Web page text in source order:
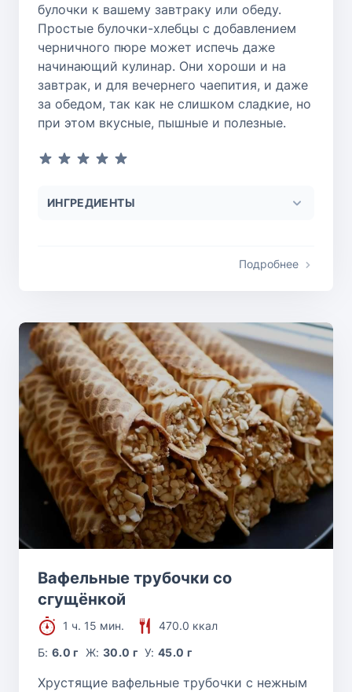
булочки к вашему завтраку или обеду.
Простые булочки-хлебцы с добавлением
черничного пюре может испечь даже
начинающий кулинар. Они хороши и на
завтрак, и для вечернего чаепития, и даже
за обедом, так как не слишком сладкие, но
при этом вкусные, пышные и полезные.
ИНГРЕДИЕНТЫ
Подробнее
Вафельные трубочки со
сгущёнкой
1 ч. 15 мин.
470.0 ккал
Б:6.0 г Ж: 30.0 г У:45.0 г
Хрустящие вафельные трубочки с нежным